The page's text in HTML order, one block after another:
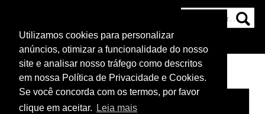
Utilizamos cookies para personalizar
anúncios, otimizar a funcionalidade do nosso
site e analisar nosso tráfego como descritos
em nossa Política de Privacidade e Cookies.
Se você concorda com os termos, por favor
clique em aceitar.
Leia mais
NOTÍCIAS
HOME LUTADORES /